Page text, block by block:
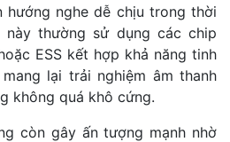
hướng nghe dễ chịu trong thời
này thường sử dụng các chip
ESS kết hợp khả năng tinh
lại trải nghiệm âm thanh
không quá khô cứng.
còn gây ấn tượng mạnh nhờ